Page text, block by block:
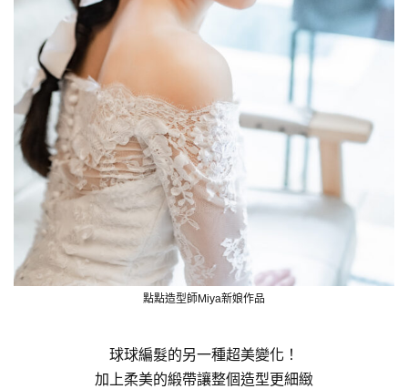
點點造型師Miya新娘作品
球球編髮的另一種超美變化！
加上柔美的緞帶讓整個造型更細緻